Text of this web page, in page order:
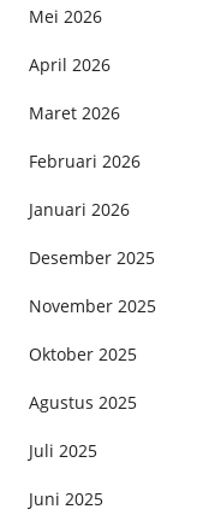
Mei 2026
April 2026
Maret 2026
Februari 2026
Januari 2026
Desember 2025
November 2025
Oktober 2025
Agustus 2025
Juli 2025
Juni 2025